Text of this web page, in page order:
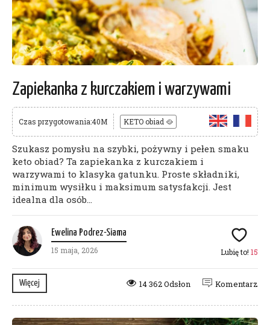
Zapiekanka z kurczakiem i warzywami
Czas przygotowania:40M KETO obiad 🥘
Szukasz pomysłu na szybki, pożywny i pełen smaku
keto obiad? Ta zapiekanka z kurczakiem i
warzywami to klasyka gatunku. Proste składniki,
minimum wysiłku i maksimum satysfakcji. Jest
idealna dla osób...
Ewelina Podrez-Siama
15 maja, 2026 Lubię to! 15
Więcej Komentarz
14 362 Odsłon